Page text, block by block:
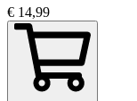
€ 14,99